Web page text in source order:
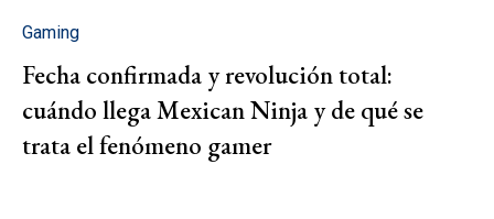
Gaming
Fecha confirmada y revolución total:
cuándo llega Mexican Ninja y de qué se
trata el fenómeno gamer